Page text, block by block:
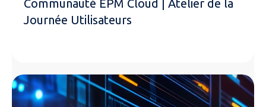
Communauté EPM Cloud | Atelier de la
Journée Utilisateurs